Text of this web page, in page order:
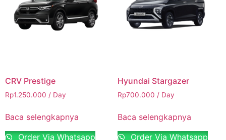
CRV Prestige
Rp1.250.000 / Day
Baca selengkapnya
Order Via Whatsapp
Hyundai Stargazer
Rp700.000 / Day
Baca selengkapnya
Order Via Whatsapp